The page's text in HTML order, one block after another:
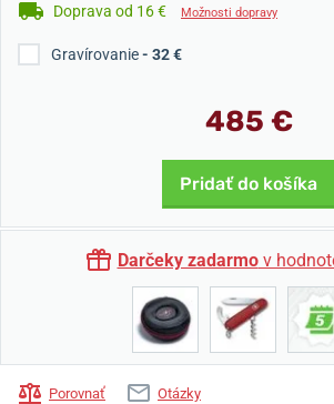
Doprava od 16 € Možnosti dopravy
Gravírovanie- 32 €
485 €
Pridať do košíka
Darčeky zadarmov
Porovnať Otázky